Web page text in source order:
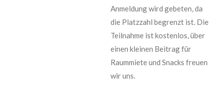
Anmeldung wird gebeten, da
die Platzzahl begrenzt ist. Die
Teilnahme ist kostenlos, über
einen kleinen Beitrag für
Raummiete und Snacks freuen
wir uns.